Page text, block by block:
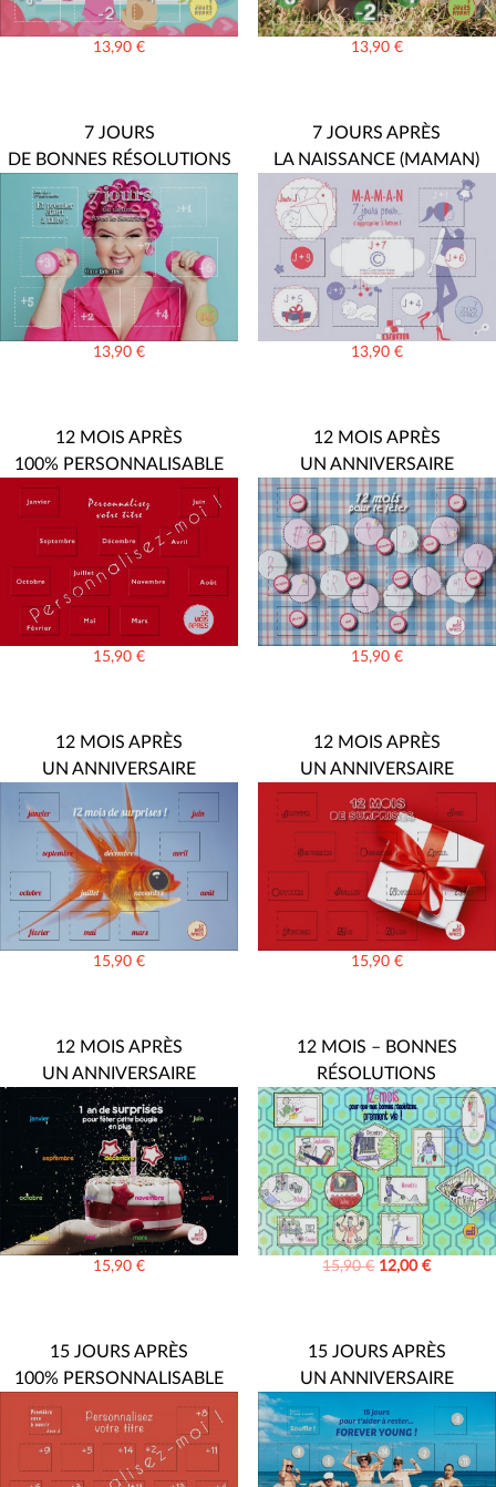
13,90€ 13,90 €
7 JOURS
DE BONNES RÉSOLUTIONS
13,90€
7 JOURS APRÈS
LA NAISSANCE (MAMAN)
13,90 €
12 MOIS APRÈS
100% PERSONNALISABLE
15,90€
12 MOIS APRÈS
UN ANNIVERSAIRE
15,90 €
12 MOIS APRÈS
UN ANNIVERSAIRE
15,90€
12 MOIS APRÈS
UN ANNIVERSAIRE
15,90 €
12 MOIS APRÈS
UN ANNIVERSAIRE
15,90€
12 MOIS – BONNES
RÉSOLUTIONS
15,90€ 12,00€
15 JOURS APRÈS
100% PERSONNALISABLE
15 JOURS APRÈS
UN ANNIVERSAIRE